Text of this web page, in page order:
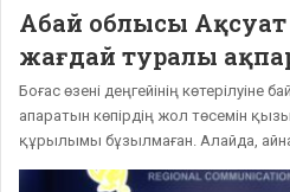
Абай облысы
жағдай туралы
Боғас өзені деңгейінің көтерілуіне
апаратын көпірдің жол төсемін
құрылымы бұзылмаған. Алайда,